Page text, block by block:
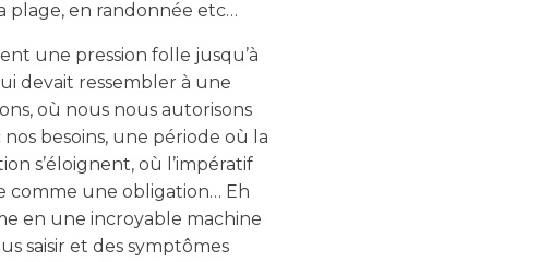
plage, en randonnée etc…
une pression folle jusqu’à
devait ressembler à une
où nous nous autorisons
besoins, une période où la
s’éloignent, où l’impératif
comme une obligation… Eh
en une incroyable machine
saisir et des symptômes